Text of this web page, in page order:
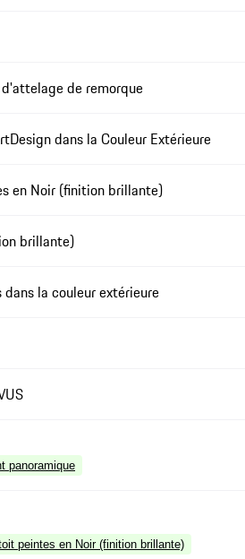
de remorque
dans la Couleur Extérieure
en Noir (finition brillante)
brillante)
la couleur extérieure
panoramique
peintes en Noir (finition brillante)